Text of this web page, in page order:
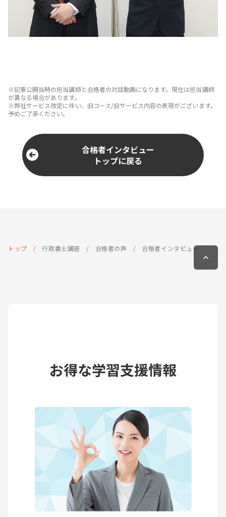
※記事公開当時の担当講師と合格者の対談動画になります。現在は担当講師
が異なる場合があります。
※弊社サービス改定に伴い、旧コース/旧サービス内容の表現がございます。
予めご了承ください。
合格者インタビュー
トップに戻る
トップ 行政書士講座 合格者の声 合格者インタビュー
お得な学習支援情報